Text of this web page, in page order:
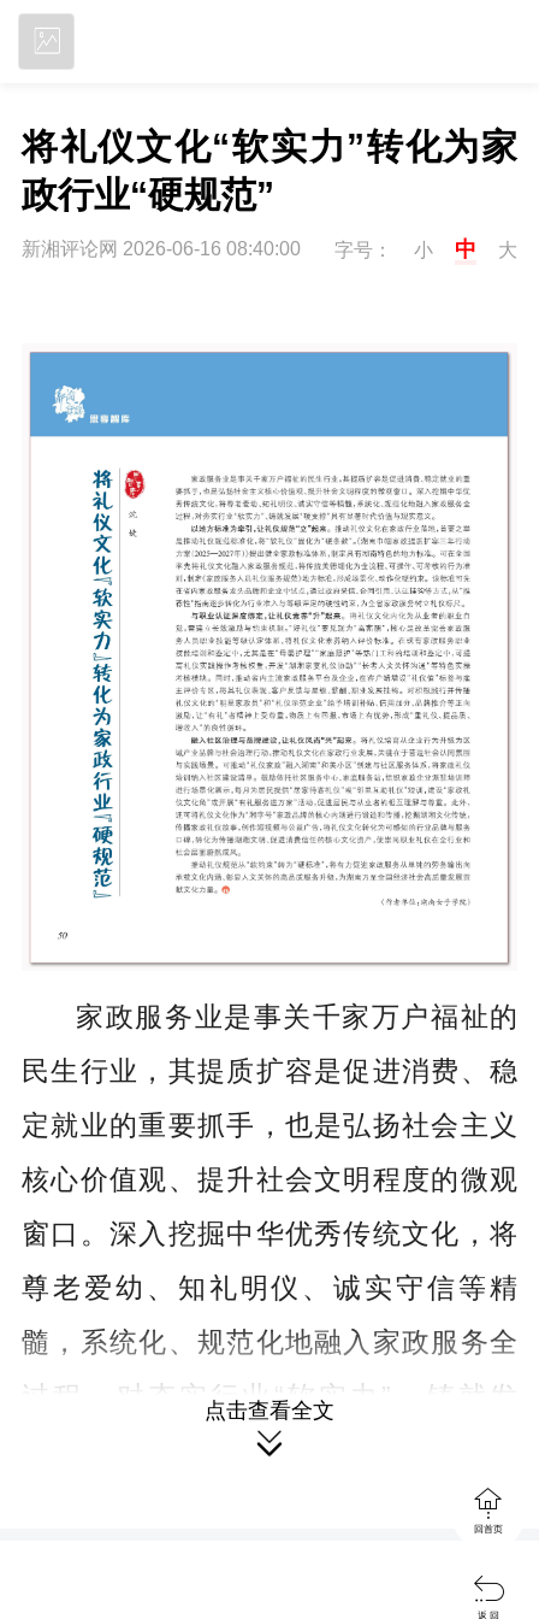
将礼仪文化“软实力”转化为家
政行业“硬规范”
新湘评论网 2026-06-16 08:40:00 字号： 小 中 大
家政服务业是事关千家万户福祉的
民生行业，其提质扩容是促进消费、稳
定就业的重要抓手，也是弘扬社会主义
核心价值观、提升社会文明程度的微观
窗口。深入挖掘中华优秀传统文化，将
尊老爱幼、知礼明仪、诚实守信等精
髓，系统化、规范化地融入家政服务全
过程，对夯实行业“软实力”、铸就发
展“硬支撑”具有显著时代价值与现实意
以地方标准为牵引，让礼仪规
点击查看全文


回首页

返 回